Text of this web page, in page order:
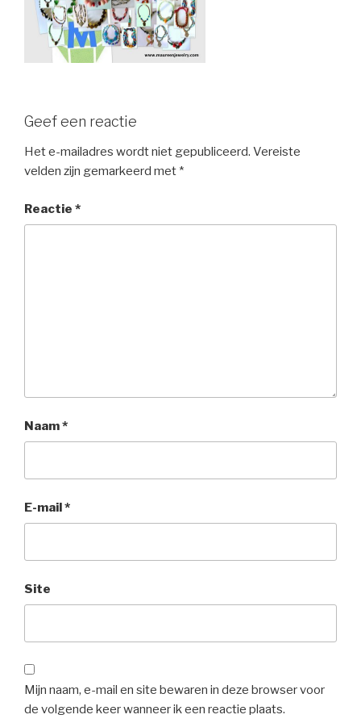
Geef een reactie
Het e-mailadres wordt niet gepubliceerd. Vereiste
velden zijn gemarkeerd met *
Reactie *
Naam*
E-mail*
Site
Mijn naam, e-mail en site bewaren in deze browser voor
de volgende keer wanneer ik een reactie plaats.